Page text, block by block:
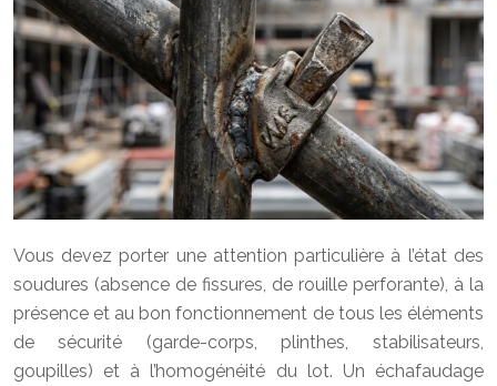
Vous devez porter une attention particulière à l’état des
soudures (absence de fissures, de rouille perforante), à la
présence et au bon fonctionnement de tous les éléments
de sécurité (garde-corps, plinthes, stabilisateurs,
goupilles) et à l’homogénéité du lot. Un échafaudage